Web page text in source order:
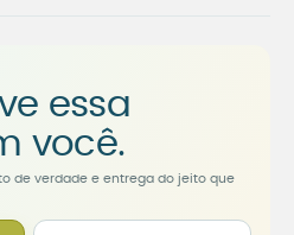
essa
você.
de verdade e entrega do jeito que